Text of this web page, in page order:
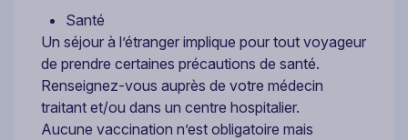
Santé
Un séjour à l’étranger implique pour tout voyageur
de prendre certaines précautions de santé.
Renseignez-vous auprès de votre médecin
traitant et/ou dans un centre hospitalier.
Aucune vaccination n’est obligatoire mais